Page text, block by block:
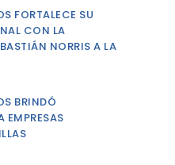
FORTALECE SU
CON LA
NORRIS A LA
BRINDÓ